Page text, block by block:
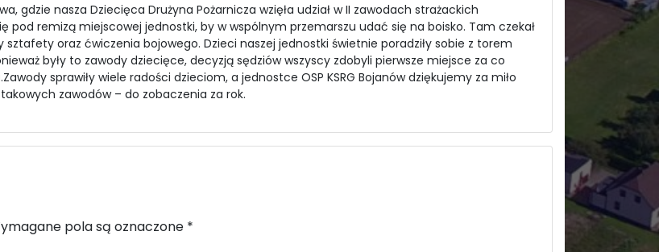
gdzie nasza Dziecięca Drużyna Pożarnicza wzięła udział w II zawodach strażackich
pod remizą miejscowej jednostki, by w wspólnym przemarszu udać się na boisko. Tam czekał
oraz ćwiczenia bojowego. Dzieci naszej jednostki świetnie poradziły sobie z torem
były to zawody dziecięce, decyzją sędziów wszyscy zdobyli pierwsze miejsce za co
sprawiły wiele radości dzieciom, a jednostce OSP KSRG Bojanów dziękujemy za miło
zawodów – do zobaczenia za rok.
pola są oznaczone *